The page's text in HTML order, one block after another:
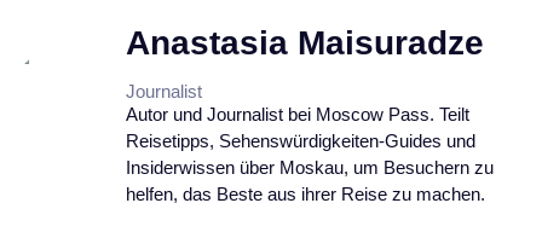
Anastasia Maisuradze
Journalist
Autor und Journalist bei Moscow Pass. Teilt
Reisetipps, Sehenswürdigkeiten-Guides und
Insiderwissen über Moskau, um Besuchern zu
helfen, das Beste aus ihrer Reise zu machen.